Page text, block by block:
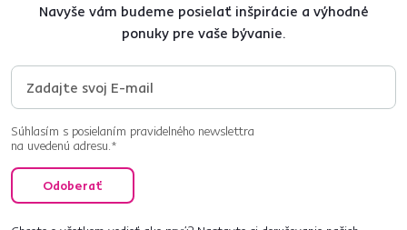
Navyše vám budeme posielať inšpirácie a výhodné
ponuky pre vaše bývanie.
Súhlasím s posielaním pravidelného newslettra
na uvedenú adresu.*
Odoberať